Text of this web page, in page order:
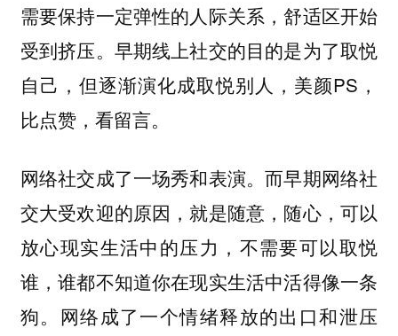
需要保持一定弹性的人际关系，舒适区开始
受到挤压。早期线上社交的目的是为了取悦
自己，但逐渐演化成取悦别人，美颜PS，
比点赞，看留言。
网络社交成了一场秀和表演。而早期网络社
交大受欢迎的原因，就是随意，随心，可以
放心现实生活中的压力，不需要可以取悦
谁，谁都不知道你在现实生活中活得像一条
狗。网络成了一个情绪释放的出口和泄压